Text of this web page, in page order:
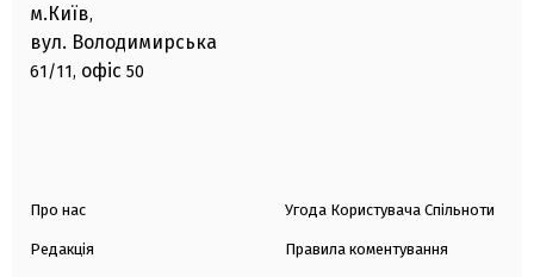
м.Київ,
вул. Володимирська
61/11, офіс 50
Про нас
Редакція
Угода Користувача Спільноти
Правила коментування